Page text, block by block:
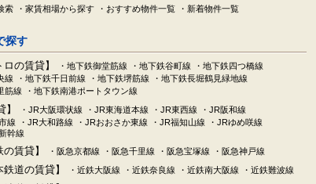
索 ・家賃相場から探す ・おすすめ物件一覧 ・新着物件一覧
探す
ロの賃貸】 ・地下鉄御堂筋線 ・地下鉄谷町線
・地下鉄四つ橋線
線
・地下鉄千日前線 ・地下鉄堺筋線
・地下鉄長堀鶴見緑地線
筋線
・地下鉄南港ポートタウン線
】 ・JR大阪環状線 ・JR東海道本線 ・JR東西線
・JR阪和線
線
・JR大和路線 ・JRおおさか東線 ・JR福知山線
・JRゆめ咲線
幹線
の賃貸】 ・阪急京都線 ・阪急千里線 ・阪急宝塚線 ・阪急神戸線
鉄道の賃貸】 ・近鉄大阪線 ・近鉄奈良線 ・近鉄南大阪線 ・近鉄難波線